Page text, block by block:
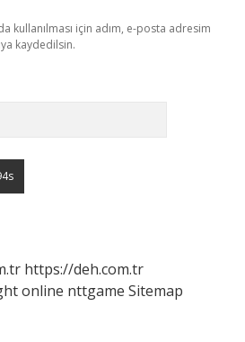
kullanılması için adım, e-posta adresim
kaydedilsin.
https://deh.com.tr
online nttgame Sitemap